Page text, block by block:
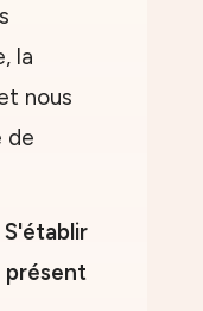
la
nous
de
présent